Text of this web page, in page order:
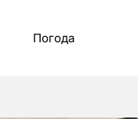
Погода